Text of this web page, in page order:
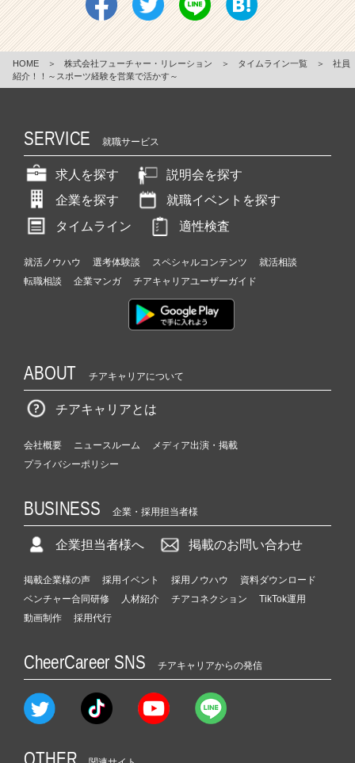
HOME ＞ 株式会社フューチャー・リレーション ＞ タイムライン一覧 ＞
社員
紹介！！～スポーツ経験を営業で活かす～
SERVICE 就職サービス
求人を探す
説明会を探す
企業を探す
就職イベントを探す
タイムライン
適性検査
就活ノウハウ 選考体験談 スペシャルコンテンツ
就活相談
転職相談
企業マンガ チアキャリアユーザーガイド
ABOUT チアキャリアについて
チアキャリアとは
会社概要 ニュースルーム
メディア出演・掲載
プライバシーポリシー
BUSINESS 企業・採用担当者様
企業担当者様へ 掲載のお問い合わせ
掲載企業様の声 採用イベント 採用ノウハウ
資料ダウンロード
ベンチャー合同研修
人材紹介 チアコネクション
TikTok運用
動画制作
採用代行
CheerCareer SNS チアキャリアからの発信